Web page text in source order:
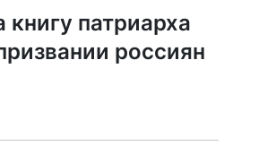
патриарха
россиян